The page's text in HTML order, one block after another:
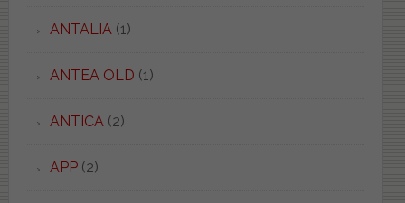
ANTALIA (1)
ANTEA OLD (1)
ANTICA (2)
APP(2)